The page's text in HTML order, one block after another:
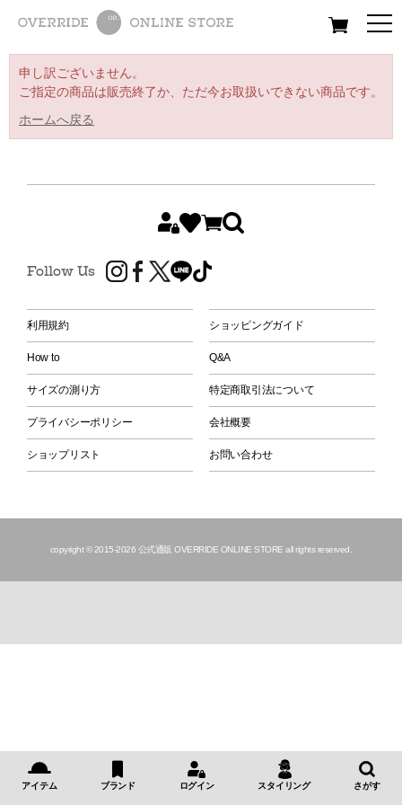
All Women Men
申し訳ございません。
ご指定の商品は販売終了か、ただ今お取扱いできない商品です。
ホームへ戻る
Follow Us
利用規約 ショッピングガイド
How to Q&A
サイズの測り方 特定商取引法について
プライバシーポリシー 会社概要
ショップリスト お問い合わせ
copyright © 2015-2026 公式通販 OVERRIDE ONLINE STORE all rights reserved.
アイテム ブランド ログイン スタイリング さがす